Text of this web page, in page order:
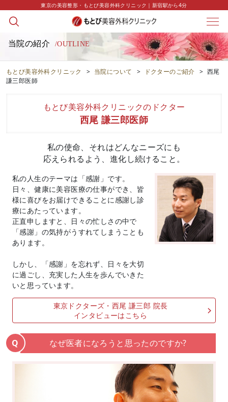
東京の美容整形・もとび美容外科クリニック｜新宿駅から4分
当院の紹介 /OUTLINE
もとび美容外科クリニック > 当院について > ドクターのご紹介 > 西尾
謙三郎医師
もとび美容外科クリニックのドクター
西尾 謙三郎医師
私の使命、それはどんなニーズにも
応えられるよう、進化し続けること。
私の人生のテーマは「感謝」です。
日々、健康に美容医療の仕事ができ、皆
様に喜びをお届けできることに感謝し診
療にあたっています。
正直申しますと、日々の忙しさの中で
「感謝」の気持がうすれてしまうことも
あります。
しかし、「感謝」を忘れず、日々を大切
に過ごし、充実した人生を歩んでいきた
いと思っています。
東京ドクターズ・西尾 謙三郎 院長
インタビューはこちら
Q なぜ医者になろうと思ったのですか?